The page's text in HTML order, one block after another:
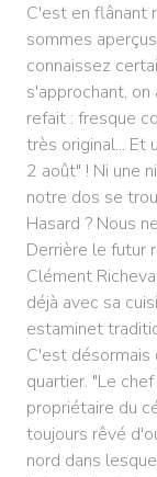
C'est en flânant
sommes
connaissez
s'approchant,
refait : fresque
très original... Et
2 août" ! Ni une
notre dos se
Hasard ? Nous
Derrière le futur
Clément
déjà avec sa
estaminet
C'est
quartier. "Le
propriétaire du
toujours rêvé
nord dans